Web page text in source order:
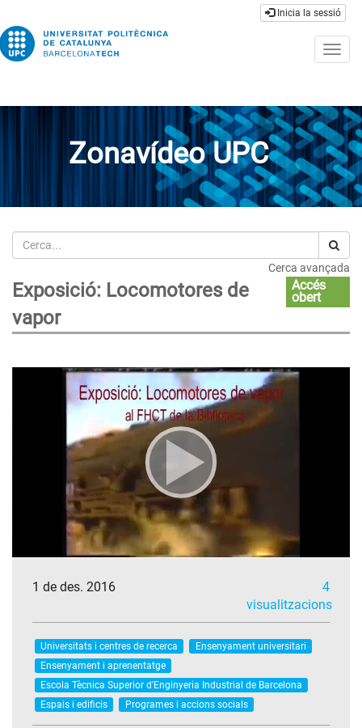
Inicia la sessió
Zonavídeo UPC
Cerca
Cerca avançada
Exposició: Locomotores de
vapor
Accés
obert
1 de des. 2016
4
visualitzacions
Universitats i centres de recerca
Ensenyament universitari
Ensenyament i aprenentatge
Escola Tècnica Superior d'Enginyeria Industrial de Barcelona
Espais i edificis
Programes i accions socials